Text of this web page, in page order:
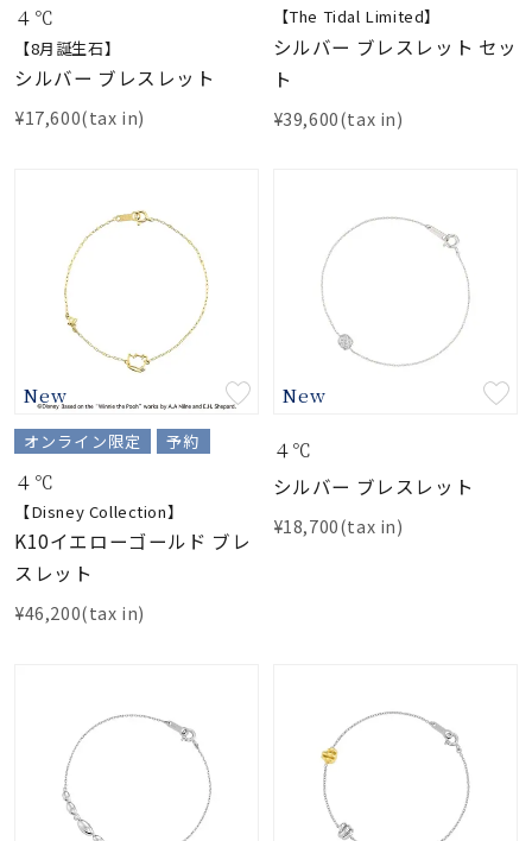
４℃
【8月誕生石】
シルバー ブレスレット
¥17,600(tax in)
【The Tidal Limited】
シルバー ブレスレット セッ
ト
¥39,600(tax in)
New
オンライン限定 予約
４℃
【Disney Collection】
K10イエローゴールド ブレ
スレット
¥46,200(tax in)
New
４℃
シルバー ブレスレット
¥18,700(tax in)